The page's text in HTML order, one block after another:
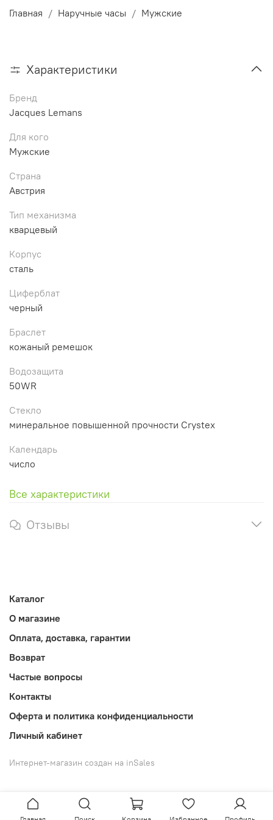
Главная Наручные часы Мужские
Характеристики
Бренд
Jacques Lemans
Для кого
Мужские
Страна
Австрия
Тип механизма
кварцевый
Корпус
сталь
Циферблат
черный
Браслет
кожаный ремешок
Водозащита
50WR
Стекло
минеральное повышенной прочности Crystex
Календарь
число
Все характеристики
Отзывы
Каталог
О магазине
Оплата, доставка, гарантии
Возврат
Частые вопросы
Контакты
Оферта и политика конфиденциальности
Личный кабинет
Интернет-магазин создан на inSales